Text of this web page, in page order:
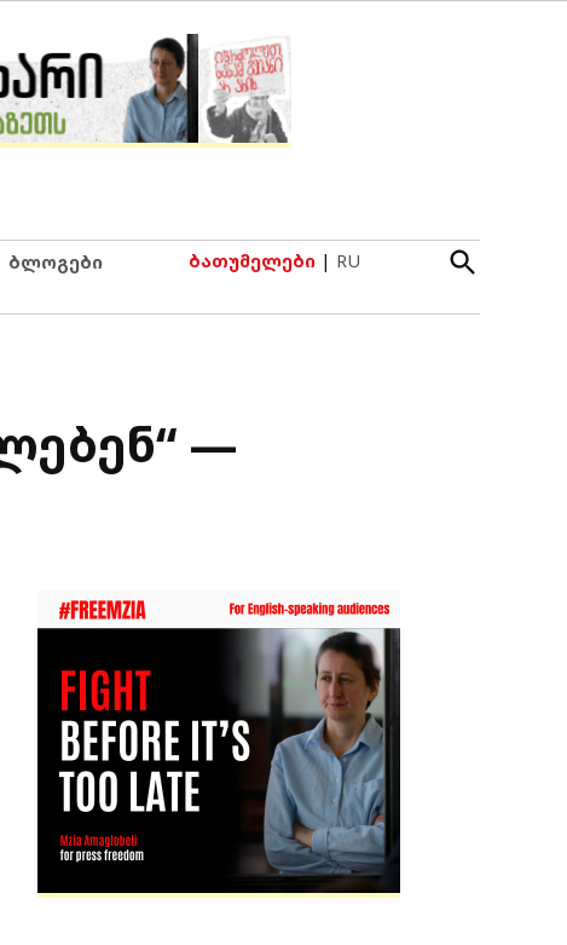
ბლოგები ბათუმელები | RU
Open
Search
—